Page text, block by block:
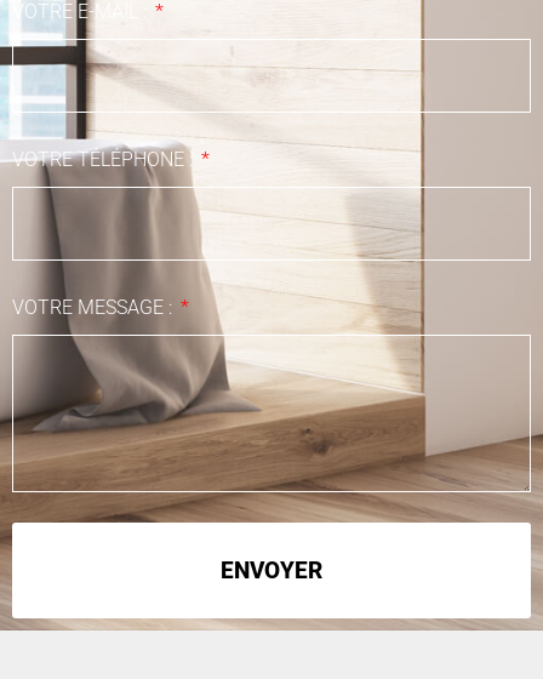
VOTRE E-MAIL :
VOTRE TÉLÉPHONE :
VOTRE MESSAGE :
ENVOYER